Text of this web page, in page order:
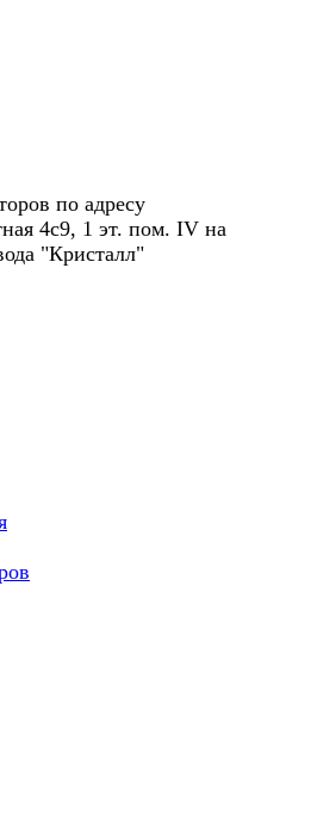
по адресу
4с9, 1 эт. пом. IV на
"Кристалл"